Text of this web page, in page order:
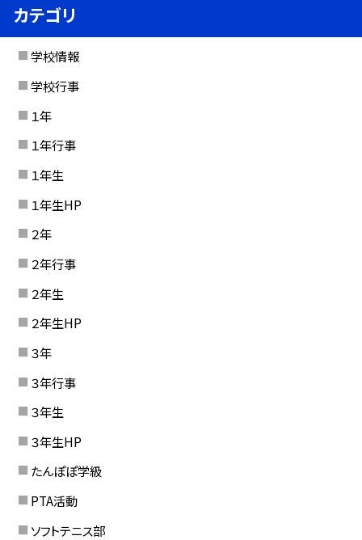
カテゴリ
学校情報
学校行事
１年
１年行事
１年生
１年生HP
２年
２年行事
２年生
２年生HP
３年
３年行事
３年生
３年生HP
たんぽぽ学級
PTA活動
ソフトテニス部